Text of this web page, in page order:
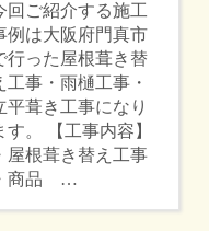
回ご紹介する施工
例は大阪府門真市
行った屋根葺き替
工事・雨樋工事・
平葺き工事になり
す。 【工事内容】
屋根葺き替え工事
商品 …